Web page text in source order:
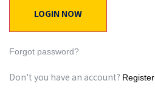
LOGIN NOW
Forgot password?
Don't you have an account? Register